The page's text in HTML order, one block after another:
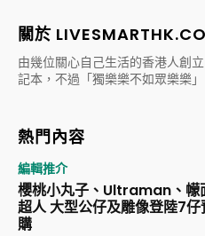
關於
由幾位關心自己生活的香港人創
記本，不過「獨樂樂不如眾樂樂
熱門內容
編輯推介
櫻桃小丸子、Ultraman、幪
超人 大型公仔及雕像登陸7仔
購